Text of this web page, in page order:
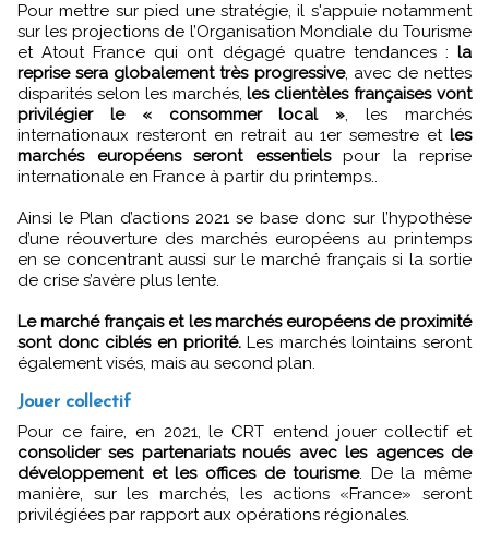
Pour mettre sur pied une stratégie, il s'appuie notamment
sur les projections de l’Organisation Mondiale du Tourisme
et Atout France qui ont dégagé quatre tendances : la
reprise sera globalement très progressive, avec de nettes
disparités selon les marchés,les clientèles françaises vont
privilégier le « consommer local », les marchés
internationaux resteront en retrait au 1er semestre et les
marchés européens seront essentielspour la reprise
internationale en France à partir du printemps..
Ainsi le Plan d’actions 2021 se base donc sur l’hypothèse
d’une réouverture des marchés européens au printemps
en se concentrant aussi sur le marché français si la sortie
de crise s’avère plus lente.
Le marché français et les marchés européens de proximité
sont donc ciblés en priorité.Les marchés lointains seront
également visés, mais au second plan.
Jouer collectif
Pour ce faire, en 2021, le CRT entend jouer collectif et
consolider ses partenariats noués avec les agences de
développement et les offices de tourisme. De la même
manière, sur les marchés, les actions «France» seront
privilégiées par rapport aux opérations régionales.